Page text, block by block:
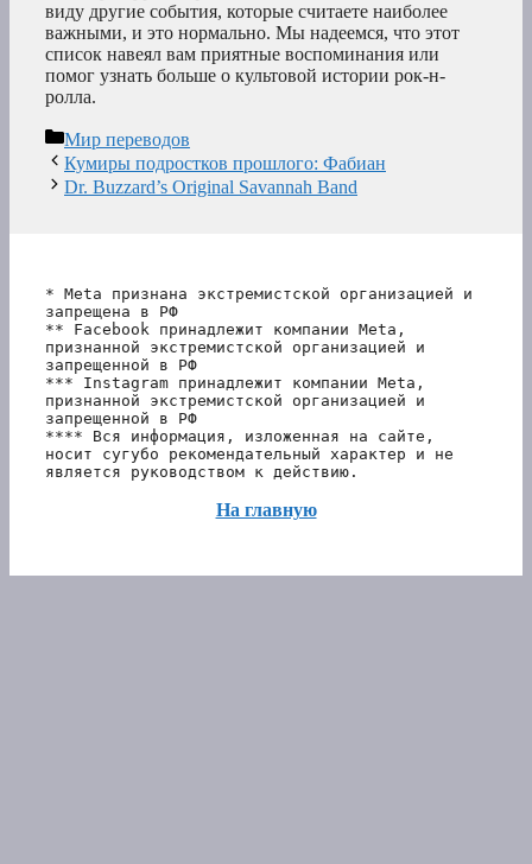
виду другие события, которые считаете наиболее
важными, и это нормально. Мы надеемся, что этот
список навеял вам приятные воспоминания или
помог узнать больше о культовой истории рок-н-
ролла.
Рубрики
Мир переводов
Кумиры подростков прошлого: Фабиан
Dr. Buzzard’s Original Savannah Band
* Meta признана экстремистской организацией и
запрещена в РФ
** Facebook принадлежит компании Meta,
признанной экстремистской организацией и
запрещенной в РФ
*** Instagram принадлежит компании Meta,
признанной экстремистской организацией и
запрещенной в РФ
**** Вся информация, изложенная на сайте,
носит сугубо рекомендательный характер и не
является руководством к действию.
На главную